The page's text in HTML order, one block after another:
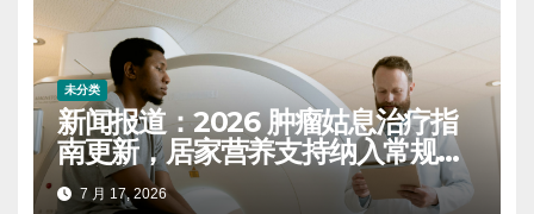
未分类
新闻报道：2026 肿瘤姑息治疗指
南更新，居家营养支持纳入常规康
复方案
7 月 17, 2026